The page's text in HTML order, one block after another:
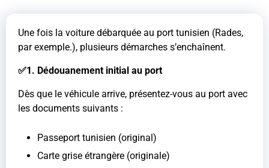
Une fois la voiture débarquée au port tunisien (Rades,
par exemple.), plusieurs démarches s’enchaînent.
✅1. Dédouanement initial au port
Dès que le véhicule arrive, présentez-vous au port avec
les documents suivants :
Passeport tunisien (original)
Carte grise étrangère (originale)